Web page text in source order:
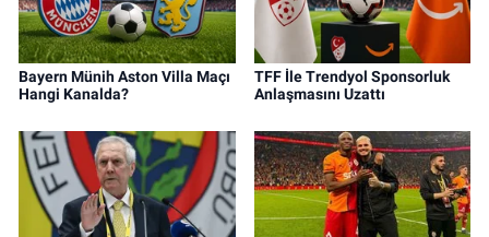
Bayern Münih Aston Villa Maçı
Hangi Kanalda?
TFF İle Trendyol Sponsorluk
Anlaşmasını Uzattı